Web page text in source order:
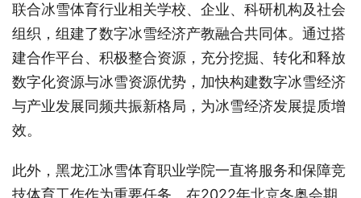
联合冰雪体育行业相关学校、企业、科研机构及社会
组织，组建了数字冰雪经济产教融合共同体。通过搭
建合作平台、积极整合资源，充分挖掘、转化和释放
数字化资源与冰雪资源优势，加快构建数字冰雪经济
与产业发展同频共振新格局，为冰雪经济发展提质增
效。
此外，黑龙江冰雪体育职业学院一直将服务和保障竞